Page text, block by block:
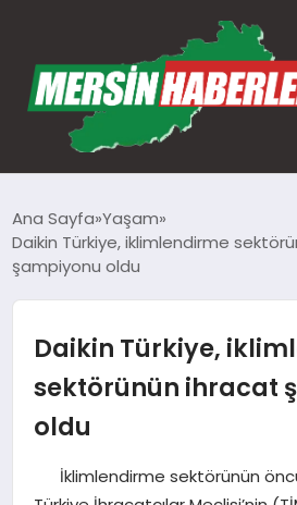
GÜNDEM
TEKNOLOJI
SPOR
Ana Sayfa Yaşam
Daikin Türkiye, iklimlendirme
şampiyonu oldu
Daikin Türkiye,
sektörünün ihracat
oldu
İklimlendirme sektörünün